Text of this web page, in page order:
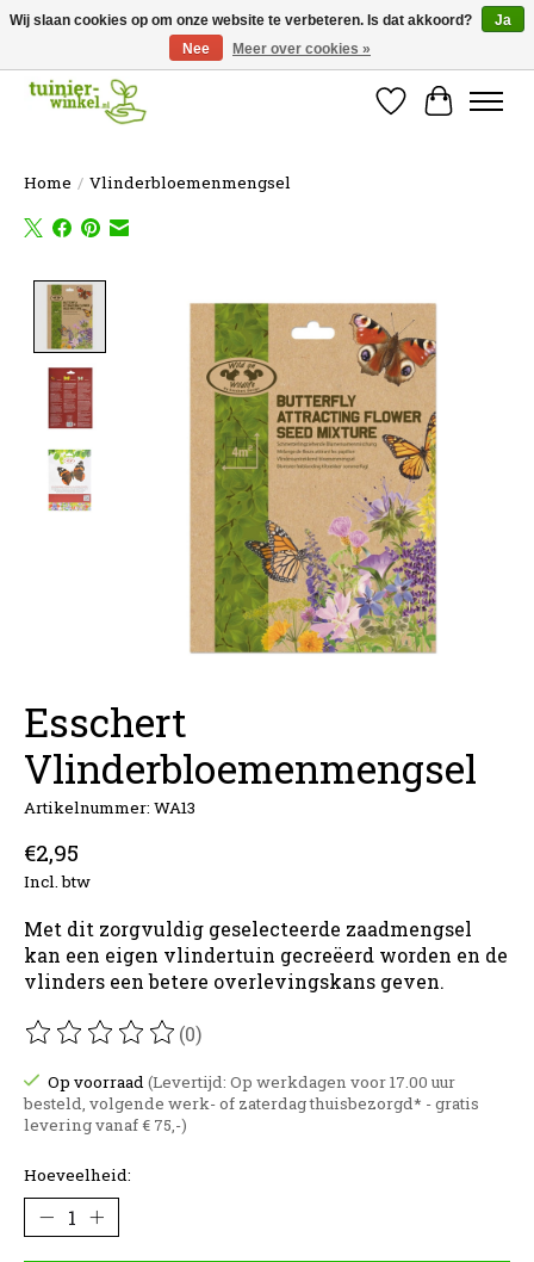
Online tuinartikelen kopen ✓ Online sinds 2007 ✓ Thuiswinkel Waarborg
Verlanglijst
Home / Vlinderbloemenmengsel
Esschert
Vlinderbloemenmengsel
Artikelnummer: WA13
€2,95
Incl. btw
Met dit zorgvuldig geselecteerde zaadmengsel
kan een eigen vlindertuin gecreëerd worden en de
vlinders een betere overlevingskans geven.
De beoordeling van dit product is
(0)
Op voorraad (Levertijd: Op werkdagen voor 17.00 uur
besteld, volgende werk- of zaterdag thuisbezorgd* - gratis
levering vanaf € 75,-)
Hoeveelheid:
Wij slaan cookies op om onze website te verbeteren. Is dat akkoord?
Ja
Nee
Meer over cookies »